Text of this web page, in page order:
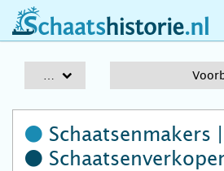
schaatshistorie.nl
Schaatsenmakers |